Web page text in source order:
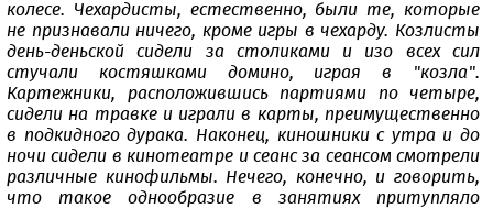
колесе. Чехардисты, естественно, были те, которые
не признавали ничего, кроме игры в чехарду. Козлисты
день-деньской сидели за столиками и изо всех сил
стучали костяшками домино, играя в "козла".
Картежники, расположившись партиями по четыре,
сидели на травке и играли в карты, преимущественно
в подкидного дурака. Наконец, киношники с утра и до
ночи сидели в кинотеатре и сеанс за сеансом смотрели
различные кинофильмы. Нечего, конечно, и говорить,
что такое однообразие в занятиях притупляло